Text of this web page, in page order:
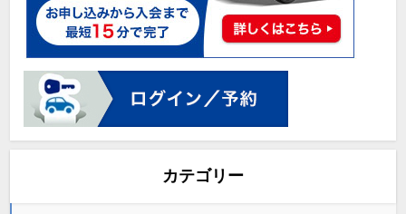
カテゴリー